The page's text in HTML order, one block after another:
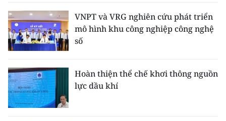
VNPT và VRG nghiên cứu phát triển
mô hình khu công nghiệp công nghệ
số
Hoàn thiện thể chế khơi thông nguồn
lực dầu khí